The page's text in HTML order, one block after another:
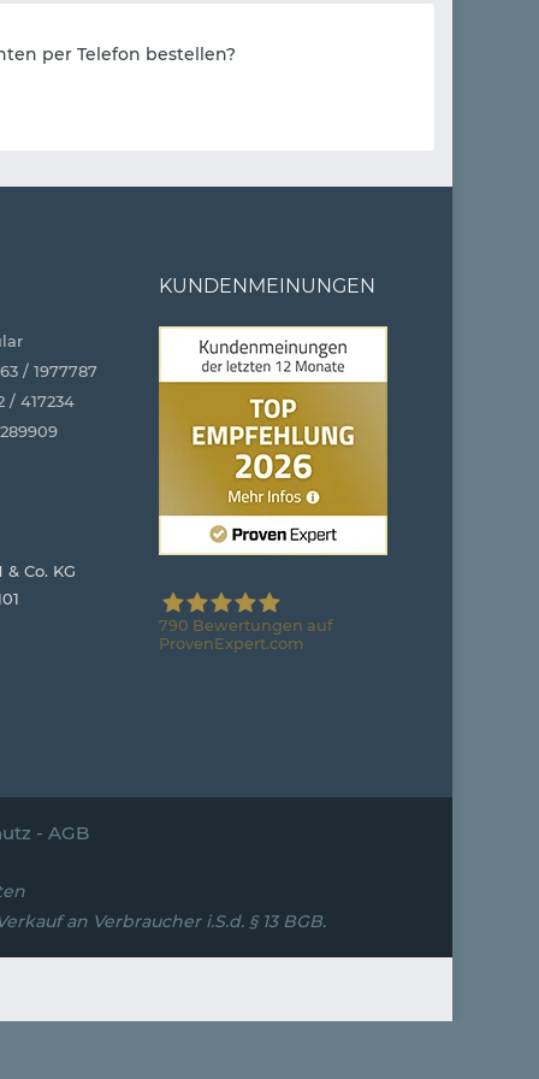
per Telefon bestellen?
/ 1977787
/ 417234
Co. KG
KUNDENMEINUNGEN
790 Bewertungen auf
ProvenExpert.com
- AGB
an Verbraucher i.S.d. § 13 BGB.